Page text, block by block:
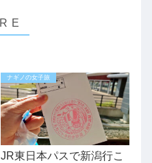
ナギノの女子旅
JR東日本パスで新潟行こ